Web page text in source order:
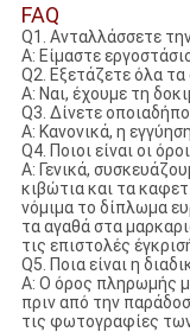
FAQ
Q1. Ανταλλάσσετε
Α: Είμαστε
Q2. Εξετάζετε όλα
Α: Ναι, έχουμε τη
Q3. Δίνετε
Α: Κανονικά, η
Q4. Ποιοι είναι οι
Α: Γενικά,
κιβώτια και τα
νόμιμα το δίπλωμα
τα αγαθά στα
τις επιστολές
Q5. Ποια είναι η
Α: Ο όρος πληρωμής
πριν από την
τις φωτογραφίες